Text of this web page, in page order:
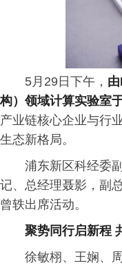
5月29日下午，
构）领域计算实验室
产业链核心企业与行
生态新格局。
浦东新区科经委
记、总经理聂影，副
曾轶出席活动。
聚势同行启新程
徐敏栩、王娴、